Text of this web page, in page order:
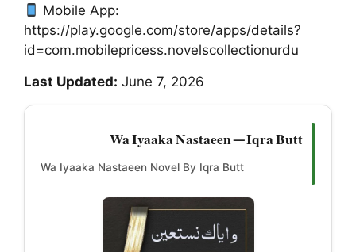
Mobile App:
https://play.google.com/store/apps/details?
id=com.mobilepricess.novelscollectionurdu
Last Updated: June 7, 2026
Wa Iyaaka Nastaeen — Iqra Butt
Wa Iyaaka Nastaeen Novel By Iqra Butt